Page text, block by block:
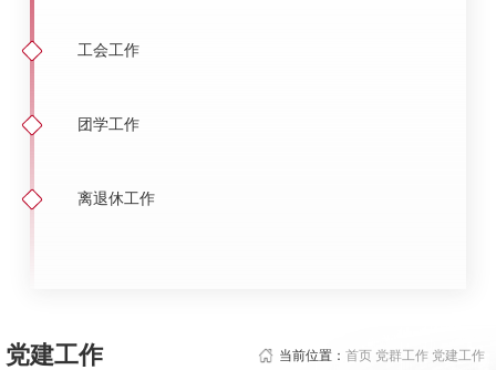
工会工作
团学工作
离退休工作
党建工作 当前位置： 首页 党群工作 党建工作